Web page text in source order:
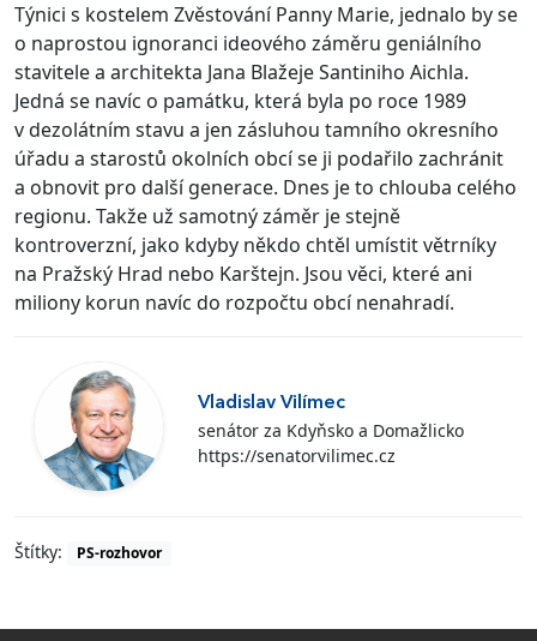
Týnici s kostelem Zvěstování Panny Marie, jednalo by se
o naprostou ignoranci ideového záměru geniálního
stavitele a architekta Jana Blažeje Santiniho Aichla.
Jedná se navíc o památku, která byla po roce 1989
v dezolátním stavu a jen zásluhou tamního okresního
úřadu a starostů okolních obcí se ji podařilo zachránit
a obnovit pro další generace. Dnes je to chlouba celého
regionu. Takže už samotný záměr je stejně
kontroverzní, jako kdyby někdo chtěl umístit větrníky
na Pražský Hrad nebo Karštejn. Jsou věci, které ani
miliony korun navíc do rozpočtu obcí nenahradí.
Vladislav Vilímec
senátor za Kdyňsko a Domažlicko
https://senatorvilimec.cz
Štítky: PS-rozhovor